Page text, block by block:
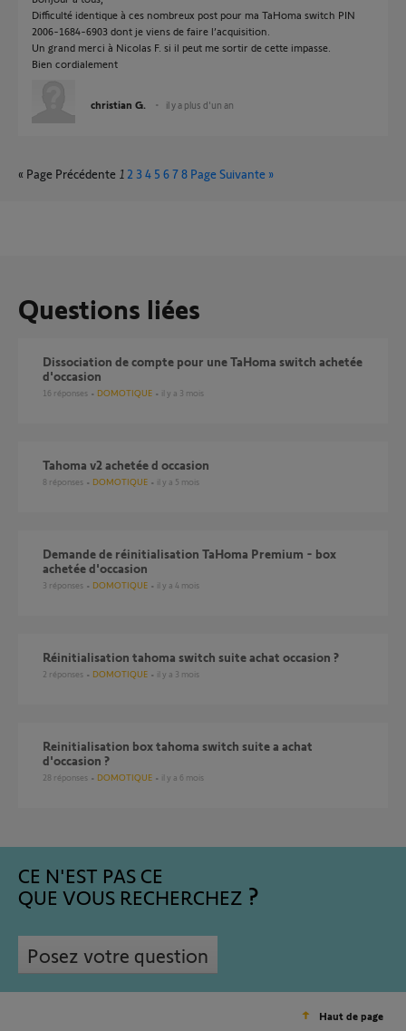
Difficulté identique à ces nombreux post pour ma TaHoma switch PIN
2006-1684-6903 dont je viens de faire l’acquisition.
Un grand merci à Nicolas F. si il peut me sortir de cette impasse.
Bien cordialement
christian G. il y a plus d'un an
« Page Précédente 1 2 3 4 5 678 Page Suivante »
Questions liées
Dissociation de compte pour une TaHoma switch achetée
d'occasion
16 réponses DOMOTIQUE il y a 3 mois
Tahoma v2 achetée d occasion
8 réponses DOMOTIQUE il y a 5 mois
Demande de réinitialisation TaHoma Premium - box
achetée d'occasion
3 réponses DOMOTIQUE il y a 4 mois
réinitialisation tahoma switch suite achat occasion ?
2 réponses DOMOTIQUE il y a 3 mois
Reinitialisation box tahoma switch suite a achat
d'occasion ?
28 réponses DOMOTIQUE il y a 6 mois
CE N'EST PAS CE
QUE VOUS RECHERCHEZ
Posez votre question
Haut de page